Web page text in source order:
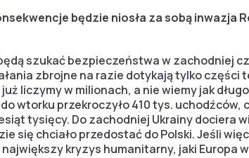
będzie niosła za sobą inwazja
szukać bezpieczeństwa w zachodniej
zbrojne na razie dotykają tylko
liczymy w milionach, a nie wiemy jak
wtorku przekroczyło 410 tys.
tysięcy. Do zachodniej Ukrainy dociera
się chciało przedostać do Polski. Jeśli
największy kryzys humanitarny, jaki Europa